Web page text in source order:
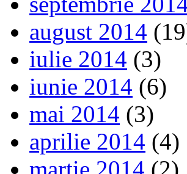
august 2014
iulie 2014 (3)
iunie 2014 (6)
mai 2014 (3)
aprilie 2014 (4)
martie 2014 (2)